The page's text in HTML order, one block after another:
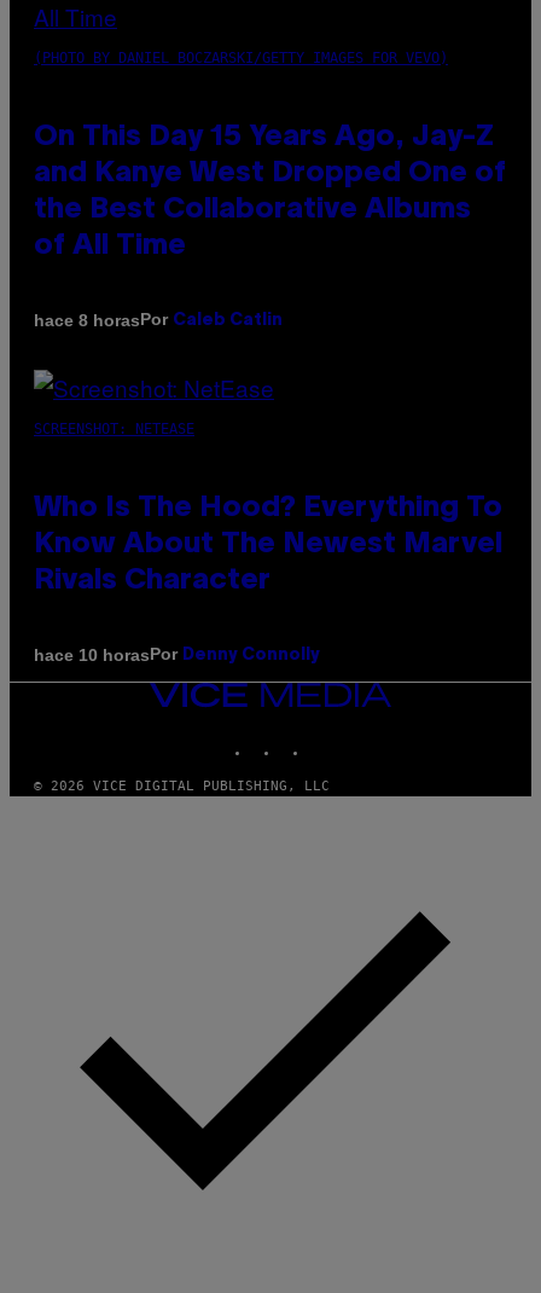
(PHOTO BY DANIEL BOCZARSKI/GETTY IMAGES FOR VEVO)
On This Day 15 Years Ago, Jay-Z
and Kanye West Dropped One of
the Best Collaborative Albums
of All Time
hace 8 horasPor Caleb Catlin
SCREENSHOT: NETEASE
Who Is The Hood? Everything To
Know About The Newest Marvel
Rivals Character
hace 10 horasPor Denny Connolly
VICE
© 2026 VICE DIGITAL PUBLISHING, LLC